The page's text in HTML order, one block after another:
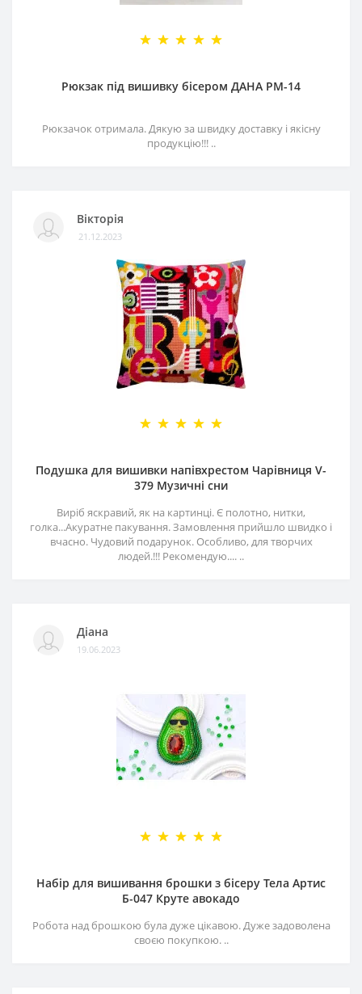
Рюкзак під вишивку бісером ДАНА РМ-14
Рюкзачок отримала. Дякую за швидку доставку і якісну
продукцію!!! ..
Вікторія
21.12.2023
Подушка для вишивки напівхрестом Чарівниця V-
379 Музичні сни
Виріб яскравий, як на картинці. Є полотно, нитки,
голка...Акуратне пакування. Замовлення прийшло швидко і
вчасно. Чудовий подарунок. Особливо, для творчих
людей.!!! Рекомендую.... ..
Діана
19.06.2023
Набір для вишивання брошки з бісеру Тела Артис
Б-047 Круте авокадо
Робота над брошкою була дуже цікавою. Дуже задоволена
своєю покупкою. ..